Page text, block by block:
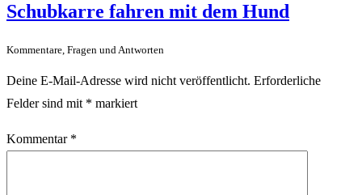
Schubkarre fahren mit dem Hund
Kommentare, Fragen und Antworten
Deine E-Mail-Adresse wird nicht veröffentlicht. Erforderliche
Felder sind mit * markiert
Kommentar *